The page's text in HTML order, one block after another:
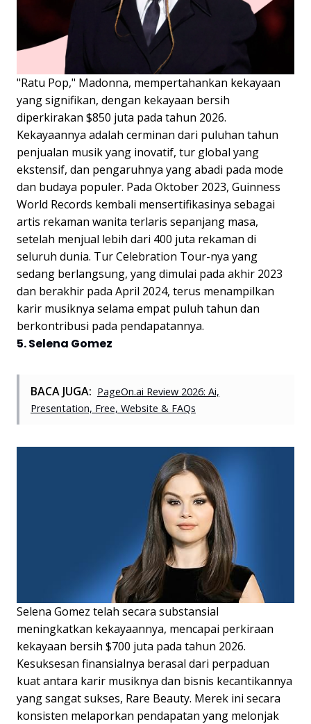
"Ratu Pop," Madonna, mempertahankan kekayaan
yang signifikan, dengan kekayaan bersih
diperkirakan $850 juta pada tahun 2026.
Kekayaannya adalah cerminan dari puluhan tahun
penjualan musik yang inovatif, tur global yang
ekstensif, dan pengaruhnya yang abadi pada mode
dan budaya populer. Pada Oktober 2023, Guinness
World Records kembali mensertifikasinya sebagai
artis rekaman wanita terlaris sepanjang masa,
setelah menjual lebih dari 400 juta rekaman di
seluruh dunia. Tur Celebration Tour-nya yang
sedang berlangsung, yang dimulai pada akhir 2023
dan berakhir pada April 2024, terus menampilkan
karir musiknya selama empat puluh tahun dan
berkontribusi pada pendapatannya.
5. Selena Gomez
BACA JUGA: PageOn.ai Review 2026: Ai,
Presentation, Free, Website & FAQs
Selena Gomez telah secara substansial
meningkatkan kekayaannya, mencapai perkiraan
kekayaan bersih $700 juta pada tahun 2026.
Kesuksesan finansialnya berasal dari perpaduan
kuat antara karir musiknya dan bisnis kecantikannya
yang sangat sukses, Rare Beauty. Merek ini secara
konsisten melaporkan pendapatan yang melonjak